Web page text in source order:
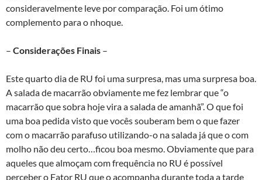
consideravelmente leve por comparação. Foi um ótimo
complemento para o nhoque.
– Considerações Finais –
Este quarto dia de RU foi uma surpresa, mas uma surpresa boa.
A salada de macarrão obviamente me fez lembrar que “o
macarrão que sobra hoje vira a salada de amanhã”. O que foi
uma boa pedida visto que vocês souberam bem o que fazer
com o macarrão parafuso utilizando-o na salada já que o com
molho não deu certo…ficou boa mesmo. Obviamente que para
aqueles que almoçam com frequência no RU é possível
perceber o Fator RU que o acompanha durante toda a tarde